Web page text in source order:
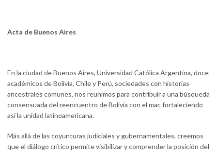
Acta de Buenos Aires
En la ciudad de Buenos Aires, Universidad Católica Argentina, doce
académicos de Bolivia, Chile y Perú, sociedades con historias
ancestrales comunes, nos reunimos para contribuir a una búsqueda
consensuada del reencuentro de Bolivia con el mar, fortaleciendo
así la unidad latinoamericana.
Más allá de las coyunturas judiciales y gubernamentales, creemos
que el diálogo crítico permite visibilizar y comprender la posición del